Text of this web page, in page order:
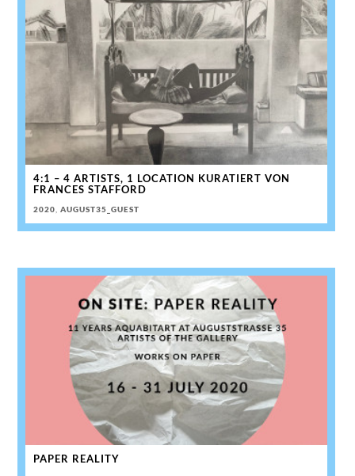
4:1 – 4 ARTISTS, 1 LOCATION KURATIERT VON
FRANCES STAFFORD
2020,AUGUST35_GUEST
PAPER REALITY